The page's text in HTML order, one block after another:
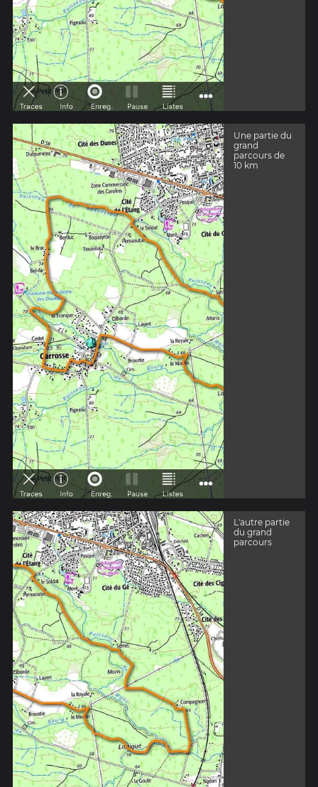
Une partie du
grand
parcours de
10 km
L'autre partie
du grand
parcours